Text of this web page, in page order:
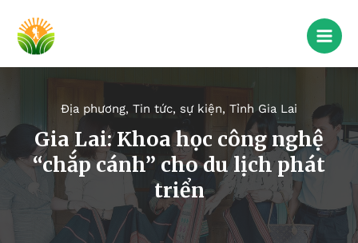
Địa phương, Tin tức, sự kiện, Tỉnh Gia Lai
Gia Lai: Khoa học công nghệ
“chắp cánh” cho du lịch phát
triển